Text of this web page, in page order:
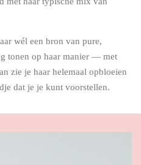
wél een bron van pure,
tonen op haar manier — met
zie je haar helemaal opbloeien
dat je je kunt voorstellen.